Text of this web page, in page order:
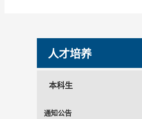
人才培养
本科生
通知公告